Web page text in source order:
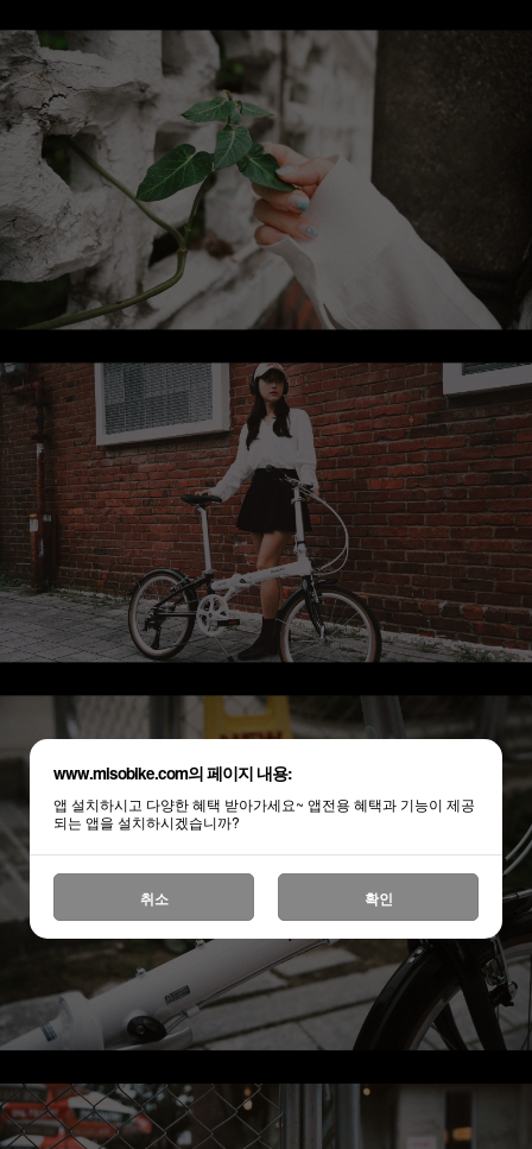
www.misobike.com의 페이지 내용:
앱 설치하시고 다양한 혜택 받아가세요~ 앱전용 혜택과 기능이 제공
되는 앱을 설치하시겠습니까?
취소 확인